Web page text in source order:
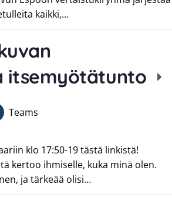
kaikki,…
itsemyötätunto
Teams
klo 17:50-19 tästä linkistä!⁠⁠⁠⁠⁠⁠⁠
kertoo ihmiselle, kuka minä olen.
ja tärkeää olisi…